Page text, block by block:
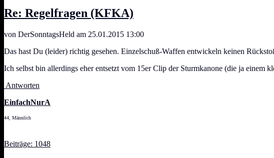
Re: Regelfragen (KFKA)
von DerSonntagsHeld am 25.01.2015 13:00
Das hast Du (leider) richtig gesehen. Einzelschuß-Waffen entwickeln keinen
Ich selbst bin allerdings eher entsetzt vom 15er Clip der Sturmkanone (die ja einem
Antworten
EinfachNurA
44, Männlich
Beiträge: 1048